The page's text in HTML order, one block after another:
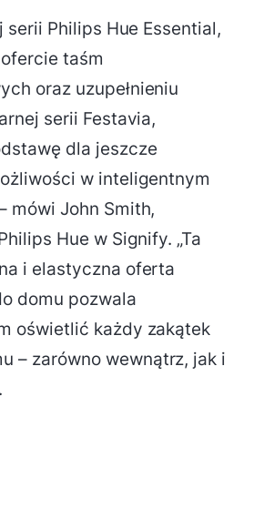
serii Philips Hue Essential,
taśm
oraz uzupełnieniu
serii Festavia,
dla jeszcze
w inteligentnym
mówi John Smith,
Hue w Signify. „Ta
i elastyczna oferta
domu pozwala
oświetlić każdy zakątek
– zarówno wewnątrz, jak i